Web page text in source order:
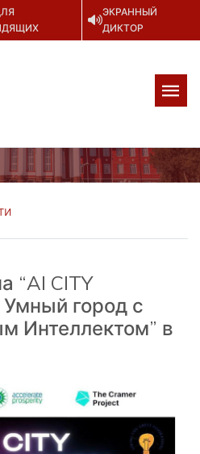
ЭКРАННЫЙ
ДИКТОР
“AI CITY
Умный город с
Интеллектом” в